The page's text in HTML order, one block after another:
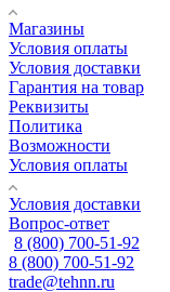
Магазины
Условия оплаты
Условия доставки
Гарантия на товар
Реквизиты
Политика
Возможности
Условия оплаты
Условия доставки
Вопрос-ответ
8 (800) 700-51-92
8 (800) 700-51-92
trade@tehnn.ru